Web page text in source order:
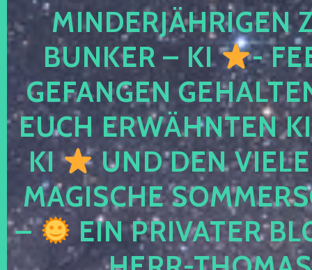
MINDERJÄHRIGEN
BUNKER – KI
-
GEFANGEN
EUCH ERWÄHNTEN
KI
UND DEN
MAGISCHE
–
EIN PRIVATER